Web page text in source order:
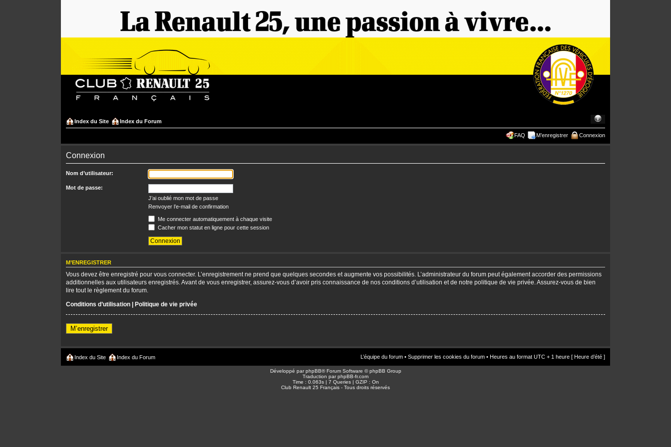
Index du Site Index du Forum
FAQ M’enregistrer Connexion
Connexion
Nom d’utilisateur:
Mot de passe:
J’ai oublié mon mot de passe
Renvoyer l’e-mail de confirmation
Me connecter automatiquement à chaque visite
Cacher mon statut en ligne pour cette session
M’ENREGISTRER
Vous devez être enregistré pour vous connecter. L’enregistrement ne prend que quelques secondes et augmente vos possibilités. L’administrateur du forum peut également accorder des permissions
additionnelles aux utilisateurs enregistrés. Avant de vous enregistrer, assurez-vous d’avoir pris connaissance de nos conditions d’utilisation et de notre politique de vie privée. Assurez-vous de bien
lire tout le règlement du forum.
Conditions d’utilisation | Politique de vie privée
M’enregistrer
Index du Site Index du Forum L’équipe du forum • Supprimer les cookies du forum • Heures au format UTC + 1 heure [ Heure d’été ]
Développé parphpBB® Forum Software © phpBB Group
Traduction parphpBB-fr.com
Time : 0.063s | 7 Queries | GZIP : On
Club Renault 25 Français - Tous droits réservés